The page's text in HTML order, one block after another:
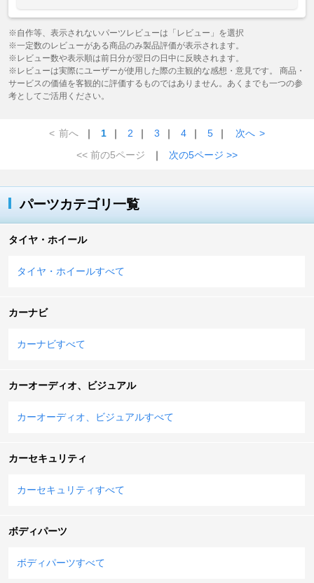
※自作等、表示されないパーツレビューは「レビュー」を選択
※一定数のレビューがある商品のみ製品評価が表示されます。
※レビュー数や表示順は前日分が翌日の日中に反映されます。
※レビューは実際にユーザーが使用した際の主観的な感想・意見です。 商品・
サービスの価値を客観的に評価するものではありません。あくまでも一つの参
考としてご活用ください。
< 前へ ｜ 1 ｜ 2 ｜ 3 ｜ 4 ｜ 5 ｜ 次へ >
<< 前の5ページ
｜ 次の5ページ >>
パーツカテゴリ一覧
タイヤ・ホイール
タイヤ・ホイールすべて
カーナビ
カーナビすべて
カーオーディオ、ビジュアル
カーオーディオ、ビジュアルすべて
カーセキュリティ
カーセキュリティすべて
ボディパーツ
ボディパーツすべて